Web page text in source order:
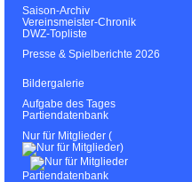
Saison-Archiv
Vereinsmeister-Chronik
DWZ-Topliste
Presse & Spielberichte 2026
Bildergalerie
Aufgabe des Tages
Partiendatenbank
Nur für Mitglieder (
)
Partiendatenbank